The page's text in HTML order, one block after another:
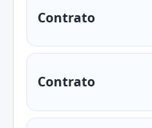
Contrato
Contrato